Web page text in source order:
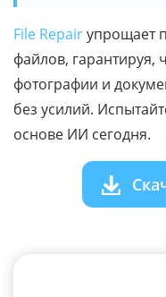
File Repairупрощает
файлов,
фотографии и
без усилий.
основе ИИ сегодня.